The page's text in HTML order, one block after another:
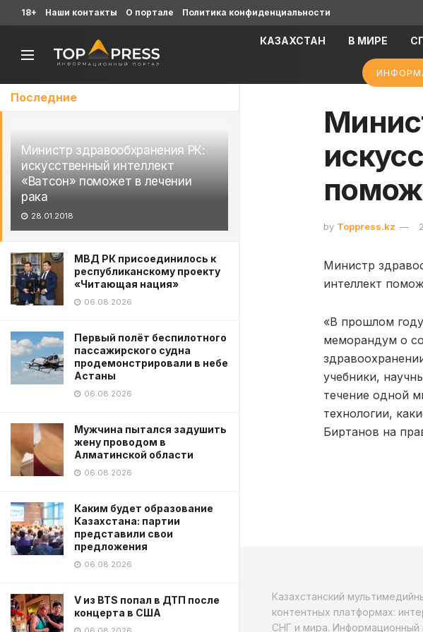
Последние
Министр здравообхранения РК:
искусственный интеллект
«Ватсон» поможет в лечении
рака
28.01.2018
МВД РК присоединилось к
республиканскому проекту
«Читающая нация»
06.08.2026
Первый полёт беспилотного
пассажирского судна
продемонстрировали в небе
Астаны
06.08.2026
Мужчина пытался задушить
жену проводом в
Алматинской области
06.08.2026
Каким будет образование
Казахстана: партии
представили свои
предложения
06.08.2026
V из BTS попал в ДТП после
концерта в США
18+ Наши контакты О портале Политика конфиденциальности
КАЗАХСТАН В МИРЕ
by Toppress.kz
Министр
интеллект
«В прошлом
меморандум о
учебники,
течение одной
технологии,
Биртанов на
Казахстанский
контентных платформах:
СНГ и мира. Информационный